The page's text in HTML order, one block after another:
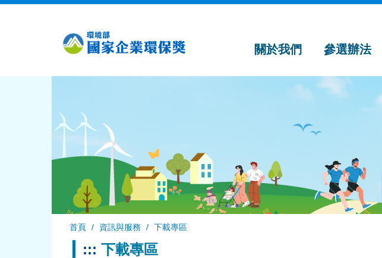
跳
關於我們 參選辦法
首頁 資訊與服務 下載專區
::: 下載專區